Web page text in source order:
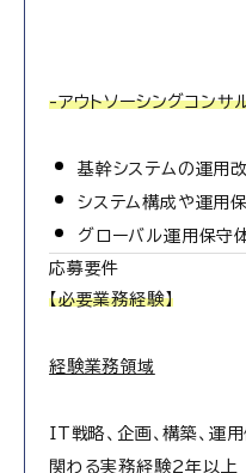
-アウトソーシングコンサ
基幹システムの運用
システム構成や運用
グローバル運用保守
応募要件
【必要業務経験】
経験業務領域
IT戦略、企画、構築、運
関わる実務経験2年以上